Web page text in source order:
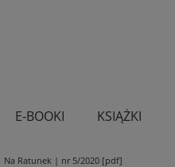
E-BOOKI KSIĄŻKI
Na Ratunek | nr 5/2020 [pdf]